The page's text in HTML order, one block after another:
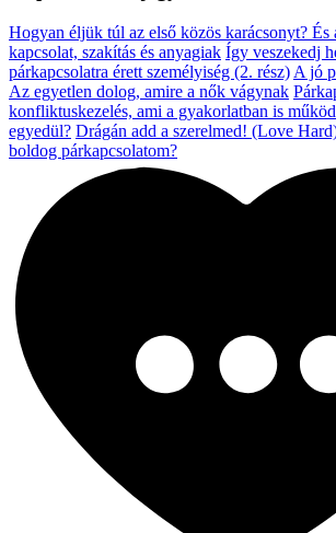
Hogyan éljük túl az első közös karácsonyt? És
kapcsolat, szakítás és anyagiak Így veszekedj
párkapcsolatra érett személyiség (2. rész) A jó
Az egyetlen dolog, amire a nők vágynak
konfliktuskezelés, ami a gyakorlatban is
egyedül? Drágán add a szerelmed! (Love
boldog párkapcsolatom?